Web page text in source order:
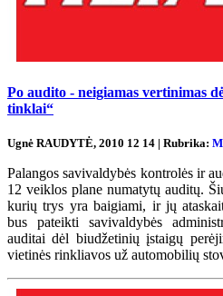
Po audito - neigiamas vertinimas
tinklai“
Ugnė RAUDYTĖ, 2010 12 14 | Rubrika:
Palangos savivaldybės kontrolės ir
12 veiklos plane numatytų auditų.
kurių trys yra baigiami, ir jų
bus pateikti savivaldybės
auditai dėl biudžetinių įstaigų
vietinės rinkliavos už automobilių